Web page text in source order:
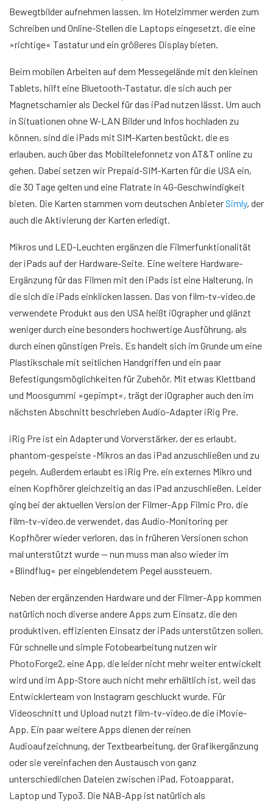
Bewegtbilder aufnehmen lassen. Im Hotelzimmer werden zum
Schreiben und Online-Stellen die Laptops eingesetzt, die eine
»richtige« Tastatur und ein größeres Display bieten.
Beim mobilen Arbeiten auf dem Messegelände mit den kleinen
Tablets, hilft eine Bluetooth-Tastatur, die sich auch per
Magnetscharnier als Deckel für das iPad nutzen lässt. Um auch
in Situationen ohne W-LAN Bilder und Infos hochladen zu
können, sind die iPads mit SIM-Karten bestückt, die es
erlauben, auch über das Mobiltelefonnetz von AT&T online zu
gehen. Dabei setzen wir Prepaid-SIM-Karten für die USA ein,
die 30 Tage gelten und eine Flatrate in 4G-Geschwindigkeit
bieten. Die Karten stammen vom deutschen AnbieterSimly, der
auch die Aktivierung der Karten erledigt.
Mikros und LED-Leuchten ergänzen die Filmerfunktionalität
der iPads auf der Hardware-Seite. Eine weitere Hardware-
Ergänzung für das Filmen mit den iPads ist eine Halterung, in
die sich die iPads einklicken lassen. Das von film-tv-video.de
verwendete Produkt aus den USA heißt iOgrapher und glänzt
weniger durch eine besonders hochwertige Ausführung, als
durch einen günstigen Preis. Es handelt sich im Grunde um eine
Plastikschale mit seitlichen Handgriffen und ein paar
Befestigungsmöglichkeiten für Zubehör. Mit etwas Klettband
und Moosgummi »gepimpt«, trägt der iOgrapher auch den im
nächsten Abschnitt beschrieben Audio-Adapter iRig Pre.
iRig Pre ist ein Adapter und Vorverstärker, der es erlaubt,
phantom-gespeiste-Mikros an das iPad anzuschließen und zu
pegeln. Außerdem erlaubt es iRig Pre, ein externes Mikro und
einen Kopfhörer gleichzeitig an das iPad anzuschließen. Leider
ging bei der aktuellen Version der Filmer-App Filmic Pro, die
film-tv-video.de verwendet, das Audio-Monitoring per
Kopfhörer wieder verloren, das in früheren Versionen schon
mal unterstützt wurde — nun muss man also wieder im
»Blindflug« per eingeblendetem Pegel aussteuern.
Neben der ergänzenden Hardware und der Filmer-App kommen
natürlich noch diverse andere Apps zum Einsatz, die den
produktiven, effizienten Einsatz der iPads unterstützen sollen.
Für schnelle und simple Fotobearbeitung nutzen wir
PhotoForge2, eine App, die leider nicht mehr weiter entwickelt
wird und im App-Store auch nicht mehr erhältlich ist, weil das
Entwicklerteam von Instagram geschluckt wurde. Für
Videoschnitt und Upload nutzt film-tv-video.de die iMovie-
App. Ein paar weitere Apps dienen der reinen
Audioaufzeichnung, der Textbearbeitung, der Grafikergänzung
oder sie vereinfachen den Austausch von ganz
unterschiedlichen Dateien zwischen iPad, Fotoapparat,
Laptop und Typo3. Die NAB-App ist natürlich als